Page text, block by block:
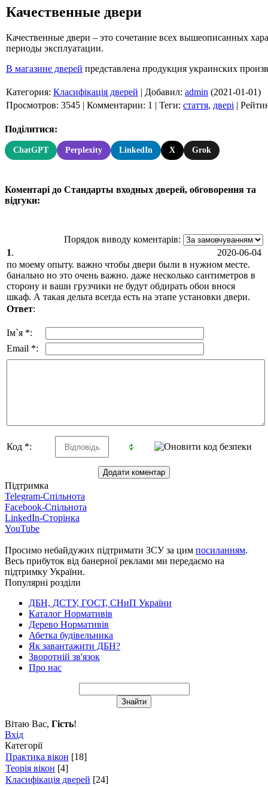
Качественные двери
Качественные двери – это сочетание всех вышеописанных
периоды эксплуатации.
В магазине дверей представлена продукция украинских
Категория: Класифікація дверей | Добавил: admin (2021-01-01)
Просмотров: 3545 | Комментарии: 1 | Теги: стаття, двері |
Поділитися:
ChatGPT Perplexity LinkedIn X Grok
Коментарі до Стандарты входных дверей, обговорення та
відгуки:
Порядок виводу коментарів:
2020-06-04
1.
по моему опыту. важно чтобы двери были в нужном месте.
банально но это очень важно. даже несколько сантиметров в
сторону и ваши грузчики не будут обдирать обои внося
шкаф. А такая дельта всегда есть на этапе установки двери.
Ответ:
Ім`я *:
Email *:
Код *:
Підтримка
Telegram-Спільнота
Facebook-Спільнота
LinkedIn-Сторінка
YouTube
Просимо небайдужих підтримати ЗСУ за цим посиланням.
Весь прибуток від банерної реклами ми передаємо на
підтримку України.
Популярні розділи
ДБН, ДСТУ, ГОСТ, СНиП України
Каталог Нормативів
Дерево Нормативів
Абетка будівельника
Як завантажити ДБН?
Зворотній зв'язок
Про нас
Вітаю Вас, Гість!
Вхід
Категорії
Практика вікон [18]
Теорія вікон [4]
Класифікація дверей [24]